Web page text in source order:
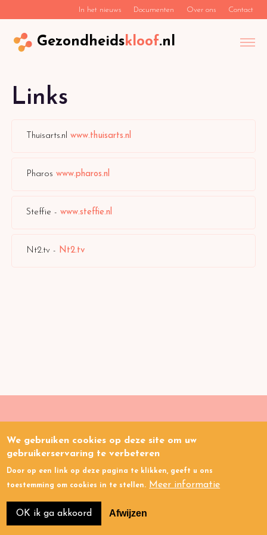
In het nieuws Documenten Over ons Contact
Gezondheidskloof.nl
Links
Thuisarts.nl www.thuisarts.nl
Pharos www.pharos.nl
Steffie - www.steffie.nl
Nt2.tv - Nt2.tv
Gezondheidskloof.nl
Links Privacy
We gebruiken cookies op deze site om uw
gebruikerservaring te verbeteren
Door op een link op deze pagina te klikken, geeft u ons
toestemming om cookies in te stellen.
Meer informatie
OK ik ga akkoord Afwijzen